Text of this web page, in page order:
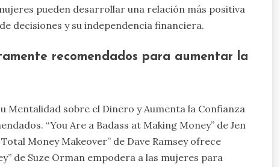
pueden desarrollar una relación más positiva
decisiones y su independencia financiera.
recomendados para aumentar la
Mentalidad sobre el Dinero y Aumenta la Confianza
“You Are a Badass at Making Money” de Jen
Money Makeover” de Dave Ramsey ofrece
de Suze Orman empodera a las mujeres para